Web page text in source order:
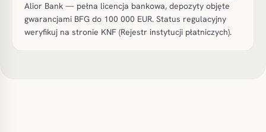
Alior Bank — pełna licencja bankowa, depozyty objęte
gwarancjami BFG do 100 000 EUR. Status regulacyjny
weryfikuj na stronie KNF (Rejestr instytucji płatniczych).